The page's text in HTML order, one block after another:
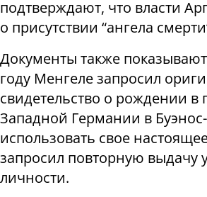
подтверждают, что власти
о присутствии “ангела
Документы также
году Менгеле запросил
свидетельство о рождении в
Западной Германии в
использовать свое
запросил повторную выдачу
личности.